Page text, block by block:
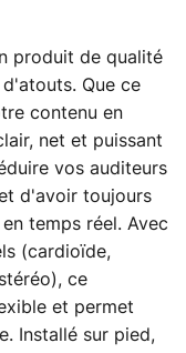
produit de qualité
Que ce
contenu en
net et puissant
vos auditeurs
d'avoir toujours
temps réel. Avec
(cardioïde,
ce
et permet
Installé sur pied,